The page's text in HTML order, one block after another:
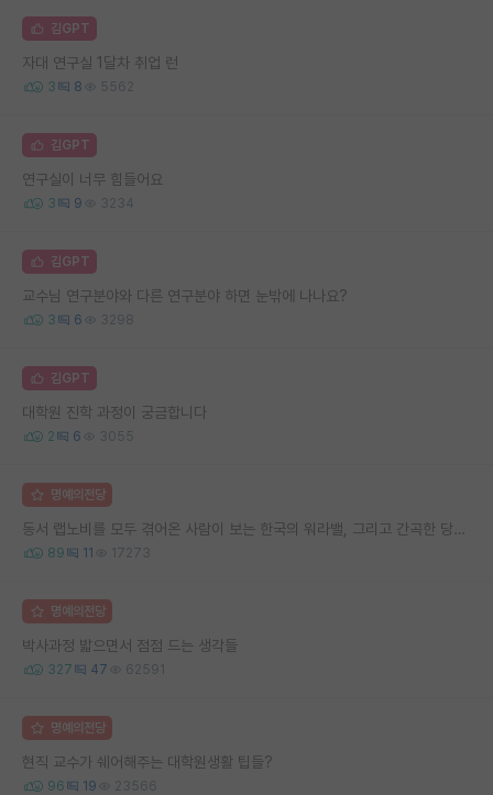
김GPT
자대 연구실 1달차 취업 런
3 8 5562
김GPT
연구실이 너무 힘들어요
3 9 3234
김GPT
교수님 연구분야와 다른 연구분야 하면 눈밖에 나나요?
3 6 3298
김GPT
대학원 진학 과정이 궁금합니다
2 6 3055
명예의전당
동서 랩노비를 모두 겪어온 사람이 보는 한국의 워라밸, 그리고 간곡한 당부의 말씀
89 11 17273
명예의전당
박사과정 밟으면서 점점 드는 생각들
327 47 62591
명예의전당
현직 교수가 쉐어해주는 대학원생활 팁들?
96 19 23566